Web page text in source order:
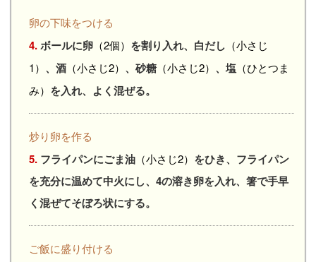
卵の下味をつける
4.ボールに卵 （2個） を割り入れ、白だし （小さじ
1） 、酒 （小さじ2） 、砂糖 （小さじ2） 、塩 （ひとつま
み） を入れ、よく混ぜる。
炒り卵を作る
5. フライパンにごま油 （小さじ2） をひき、フライパン
を充分に温めて中火にし、4の溶き卵を入れ、箸で手早
く混ぜてそぼろ状にする。
ご飯に盛り付ける